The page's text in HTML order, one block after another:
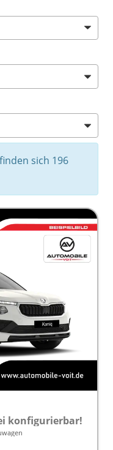
sich 196
konfigurierbar!